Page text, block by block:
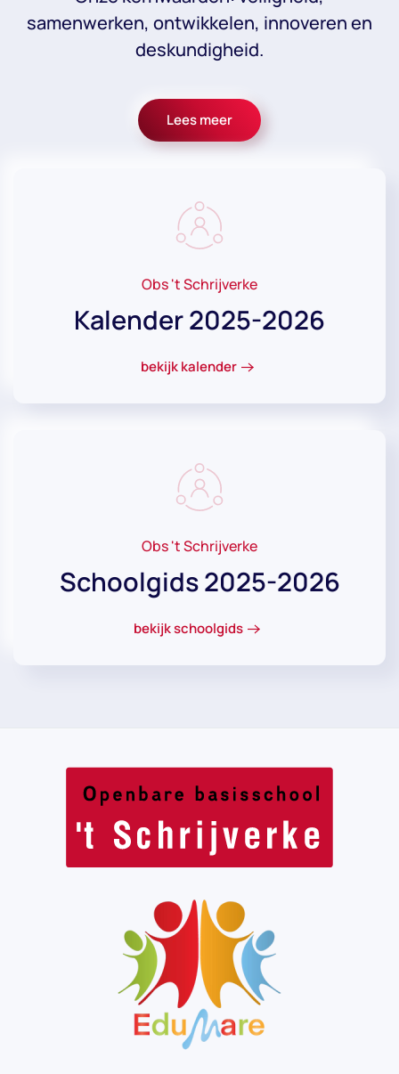
samenwerken, ontwikkelen, innoveren en
deskundigheid.
Lees meer
Obs 't Schrijverke
Kalender 2025-2026
bekijk kalender
Obs 't Schrijverke
Schoolgids 2025-2026
bekijk schoolgids